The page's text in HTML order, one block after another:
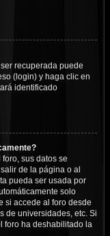
recuperada puede
(login) y haga clic en
identificado
sus datos se
de la página o al
pueda ser usada por
solo
si accede al foro desde
de universidades, etc. Si
foro ha deshabilitado la